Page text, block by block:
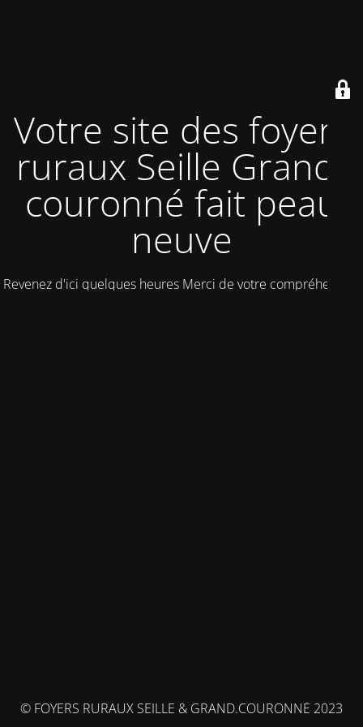
Votre site des foyers
ruraux Seille Grand-
couronné fait peau
neuve
Revenez d'ici quelques heures Merci de votre compréhension
© FOYERS RURAUX SEILLE & GRAND.COURONNÉ 2023